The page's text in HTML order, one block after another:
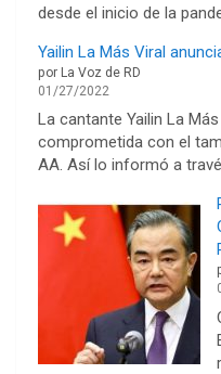
desde el inicio de la
Yailin La Más Viral
por La Voz de RD
01/27/2022
La cantante Yailin La
comprometida con el
AA. Así lo informó a